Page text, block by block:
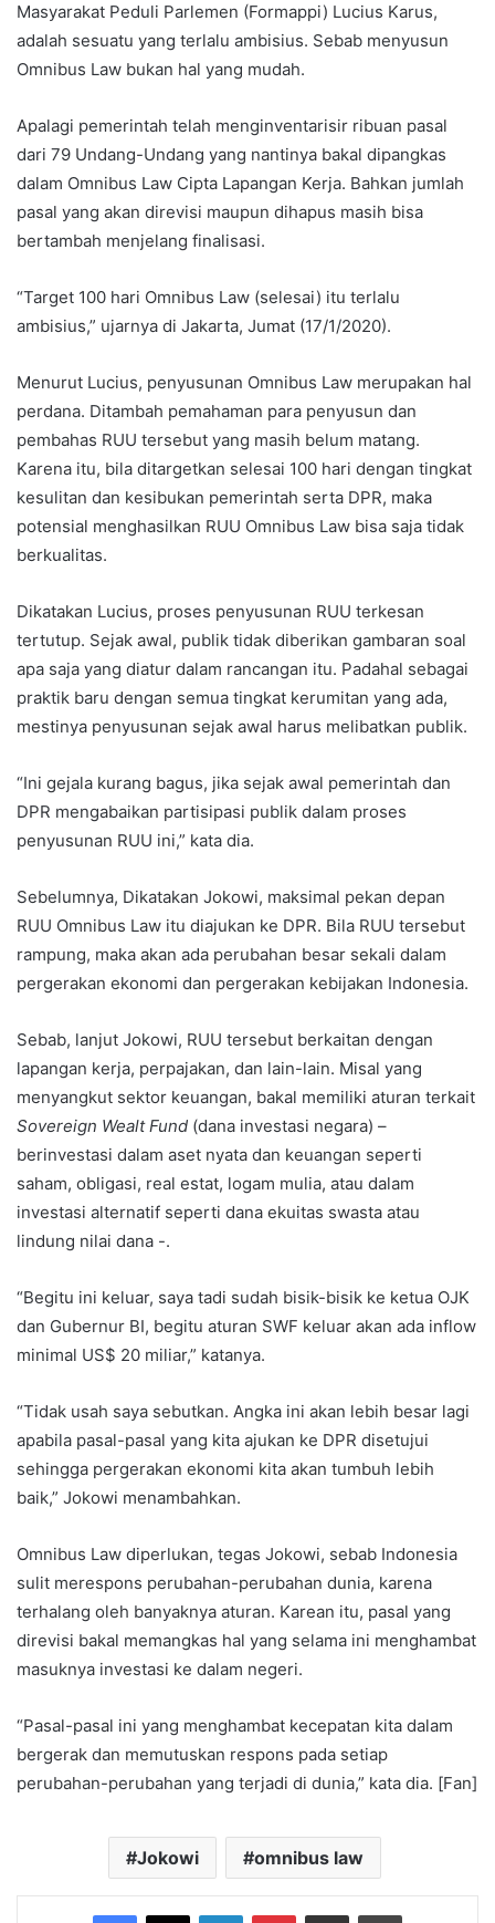
Masyarakat Peduli Parlemen (Formappi) Lucius Karus,
adalah sesuatu yang terlalu ambisius. Sebab menyusun
Omnibus Law bukan hal yang mudah.
Apalagi pemerintah telah menginventarisir ribuan pasal
dari 79 Undang-Undang yang nantinya bakal dipangkas
dalam Omnibus Law Cipta Lapangan Kerja. Bahkan jumlah
pasal yang akan direvisi maupun dihapus masih bisa
bertambah menjelang finalisasi.
“Target 100 hari Omnibus Law (selesai) itu terlalu
ambisius,” ujarnya di Jakarta, Jumat (17/1/2020).
Menurut Lucius, penyusunan Omnibus Law merupakan hal
perdana. Ditambah pemahaman para penyusun dan
pembahas RUU tersebut yang masih belum matang.
Karena itu, bila ditargetkan selesai 100 hari dengan tingkat
kesulitan dan kesibukan pemerintah serta DPR, maka
potensial menghasilkan RUU Omnibus Law bisa saja tidak
berkualitas.
Dikatakan Lucius, proses penyusunan RUU terkesan
tertutup. Sejak awal, publik tidak diberikan gambaran soal
apa saja yang diatur dalam rancangan itu. Padahal sebagai
praktik baru dengan semua tingkat kerumitan yang ada,
mestinya penyusunan sejak awal harus melibatkan publik.
“Ini gejala kurang bagus, jika sejak awal pemerintah dan
DPR mengabaikan partisipasi publik dalam proses
penyusunan RUU ini,” kata dia.
Sebelumnya, Dikatakan Jokowi, maksimal pekan depan
RUU Omnibus Law itu diajukan ke DPR. Bila RUU tersebut
rampung, maka akan ada perubahan besar sekali dalam
pergerakan ekonomi dan pergerakan kebijakan Indonesia.
Sebab, lanjut Jokowi, RUU tersebut berkaitan dengan
lapangan kerja, perpajakan, dan lain-lain. Misal yang
menyangkut sektor keuangan, bakal memiliki aturan terkait
Sovereign Wealt Fund (dana investasi negara) –
berinvestasi dalam aset nyata dan keuangan seperti
saham, obligasi, real estat, logam mulia, atau dalam
investasi alternatif seperti dana ekuitas swasta atau
lindung nilai dana -.
“Begitu ini keluar, saya tadi sudah bisik-bisik ke ketua OJK
dan Gubernur BI, begitu aturan SWF keluar akan ada inflow
minimal US$ 20 miliar,” katanya.
“Tidak usah saya sebutkan. Angka ini akan lebih besar lagi
apabila pasal-pasal yang kita ajukan ke DPR disetujui
sehingga pergerakan ekonomi kita akan tumbuh lebih
baik,” Jokowi menambahkan.
Omnibus Law diperlukan, tegas Jokowi, sebab Indonesia
sulit merespons perubahan-perubahan dunia, karena
terhalang oleh banyaknya aturan. Karean itu, pasal yang
direvisi bakal memangkas hal yang selama ini menghambat
masuknya investasi ke dalam negeri.
“Pasal-pasal ini yang menghambat kecepatan kita dalam
bergerak dan memutuskan respons pada setiap
perubahan-perubahan yang terjadi di dunia,” kata dia. [Fan]
Jokowi omnibus law
Facebook
X LinkedInPinterestShare via Email Print